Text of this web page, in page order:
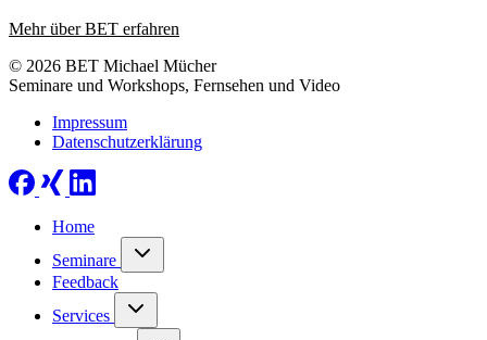
Mehr über BET erfahren
© 2026 BET Michael Mücher
Seminare und Workshops, Fernsehen und Video
Impressum
Datenschutzerklärung
Home
Seminare
Feedback
Services